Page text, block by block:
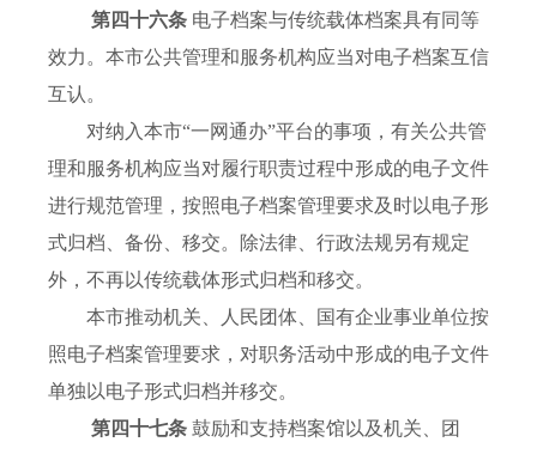
第四十六条 电子档案与传统载体档案具有同等
效力。本市公共管理和服务机构应当对电子档案互信
互认。
对纳入本市“一网通办”平台的事项，有关公共管
理和服务机构应当对履行职责过程中形成的电子文件
进行规范管理，按照电子档案管理要求及时以电子形
式归档、备份、移交。除法律、行政法规另有规定
外，不再以传统载体形式归档和移交。
本市推动机关、人民团体、国有企业事业单位按
照电子档案管理要求，对职务活动中形成的电子文件
单独以电子形式归档并移交。
第四十七条 鼓励和支持档案馆以及机关、团